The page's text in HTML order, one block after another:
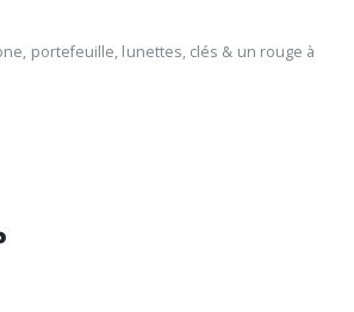
portefeuille, lunettes, clés & un rouge à